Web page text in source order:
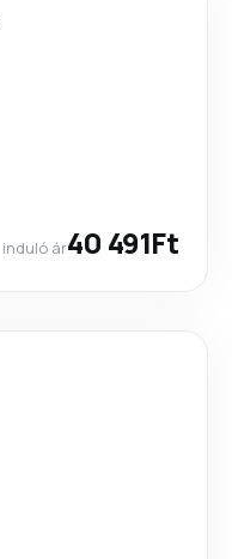
induló ár40 491Ft